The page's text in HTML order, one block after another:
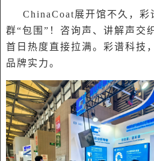
ChinaCoat展开馆不久，彩
群“包围”！咨询声、讲解声交
首日热度直接拉满。彩谱科技
品牌实力。